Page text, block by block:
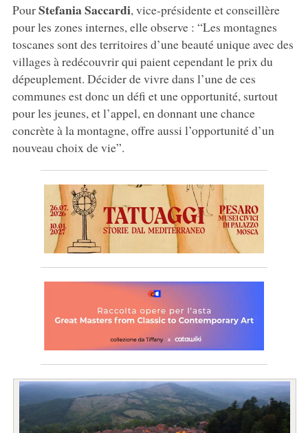
PourStefania Saccardi, vice-présidente et conseillère
pour les zones internes, elle observe : “Les montagnes
toscanes sont des territoires d’une beauté unique avec des
villages à redécouvrir qui paient cependant le prix du
dépeuplement. Décider de vivre dans l’une de ces
communes est donc un défi et une opportunité, surtout
pour les jeunes, et l’appel, en donnant une chance
concrète à la montagne, offre aussi l’opportunité d’un
nouveau choix de vie”.